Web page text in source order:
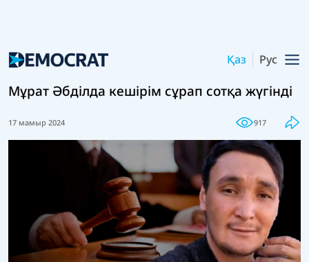
Қаз Рус
Мұрат Әбділда кешірім сұрап сотқа жүгінді
17 мамыр 2024 917